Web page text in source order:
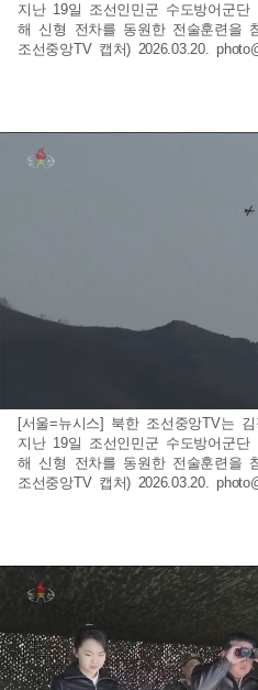
지난 19일 조선인민군 수도방어군
해 신형 전차를 동원한 전술훈련을
조선중앙TV 캡처) 2026.03.20.
[서울=뉴시스] 북한 조선중앙TV는
지난 19일 조선인민군 수도방어군
해 신형 전차를 동원한 전술훈련을
조선중앙TV 캡처) 2026.03.20.